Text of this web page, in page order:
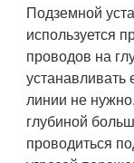
Подземной
используется
проводов на
устанавливать
линии не
глубиной
проводиться